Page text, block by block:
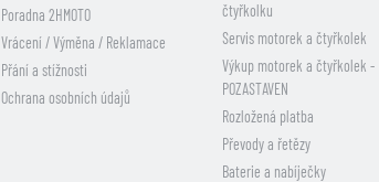
Poradna 2HMOTO
Vrácení / Výměna / Reklamace
Přání a stížnosti
Ochrana osobních údajů
čtyřkolku
Servis motorek a čtyřkolek
Výkup motorek a čtyřkolek -
POZASTAVEN
Rozložená platba
Převody a řetězy
Baterie a nabíječky